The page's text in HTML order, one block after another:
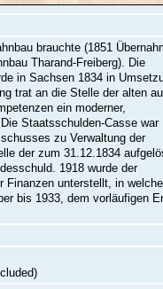
brauchte (1851
Tharand-Freiberg). Die
in Sachsen 1834 in
trat an die Stelle der alten
ein moderner,
Staatsschulden-Casse war
zu Verwaltung der
der zum 31.12.1834
1918 wurde der
Finanzen unterstellt, in
bis 1933, dem vorläufigen